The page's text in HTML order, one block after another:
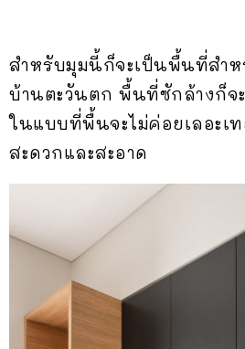
สำหรับมุมนี้ก็จะเป็นพื้นที่สำ
บ้านตะวันตก พื้นที่ซักล้างก็จ
ในแบบที่พื้นจะไม่ค่อยเลอะเ
สะดวกและสะอาด